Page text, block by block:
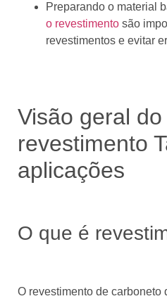
Preparando o material
o revestimento são
revestimentos e evitar
Visão geral do
revestimento
aplicações
O que é
O revestimento de carboneto